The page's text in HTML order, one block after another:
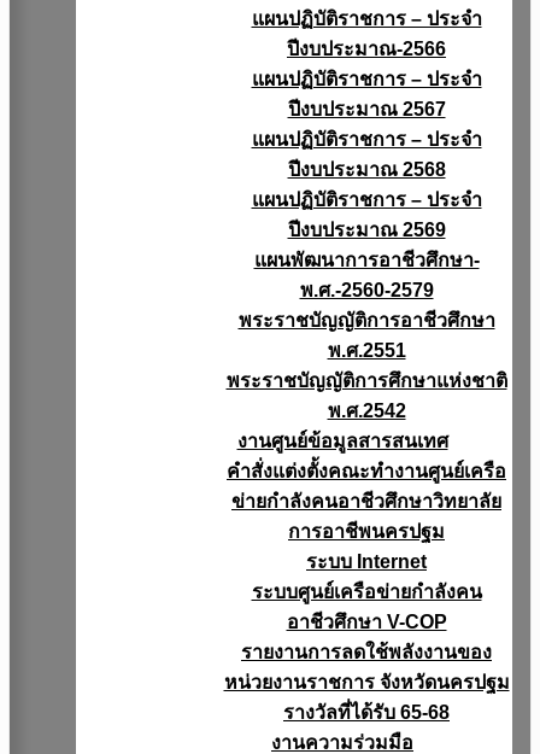
แผนปฏิบัติราชการ – ประจำ
ปีงบประมาณ-2566
แผนปฏิบัติราชการ – ประจำ
ปีงบประมาณ 2567
แผนปฏิบัติราชการ – ประจำ
ปีงบประมาณ 2568
แผนปฏิบัติราชการ – ประจำ
ปีงบประมาณ 2569
แผนพัฒนาการอาชีวศึกษา-
พ.ศ.-2560-2579
พระราชบัญญัติการอาชีวศึกษา
พ.ศ.2551
พระราชบัญญัติการศึกษาแห่งชาติ
พ.ศ.2542
งานศูนย์ข้อมูลสารสนเทศ
คำสั่งแต่งตั้งคณะทำงานศูนย์เครือ
ข่ายกำลังคนอาชีวศึกษาวิทยาลัย
การอาชีพนครปฐม
ระบบ Internet
ระบบศูนย์เครือข่ายกำลังคน
อาชีวศึกษา V-COP
รายงานการลดใช้พลังงานของ
หน่วยงานราชการ จังหวัดนครปฐม
รางวัลที่ได้รับ 65-68
งานความร่วมมือ